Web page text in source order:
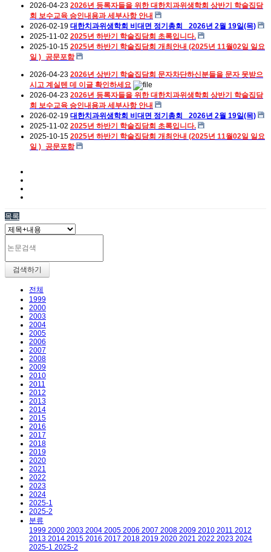
2026-04-23 2026년 등록자들을 위한 대한치과위생학회 상반기 학술집담
회 보수교육 승인내용과 세부사항 안내
2026-02-19 대한치과위생학회 비대면 정기총회_ 2026년 2월 19일(목)
2025-11-02 2025년 하반기 학술집담회 초록입니다.
2025-10-15 2025년 하반기 학술집담회 개최안내 (2025년 11월02일 일요
일 )_공문포함
2026-04-23 2026년 상반기 학술집담회 문자차단하신분들을 문자 못받으
시고 계실텐 데 이글 확인하세요
2026-04-23 2026년 등록자들을 위한 대한치과위생학회 상반기 학술집담
회 보수교육 승인내용과 세부사항 안내
2026-02-19 대한치과위생학회 비대면 정기총회_ 2026년 2월 19일(목)
2025-11-02 2025년 하반기 학술집담회 초록입니다.
2025-10-15 2025년 하반기 학술집담회 개최안내 (2025년 11월02일 일요
일 )_공문포함
목록
검색하기
전체
1999
2000
2003
2004
2005
2006
2007
2008
2009
2010
2011
2012
2013
2014
2015
2016
2017
2018
2019
2020
2021
2022
2023
2024
2025-1
2025-2
분류
1999 2000 2003 2004 2005 2006 2007 2008 2009 2010 2011 2012
2013 2014 2015 2016 2017 2018 2019 2020 2021 2022 2023 2024
2025-1 2025-2